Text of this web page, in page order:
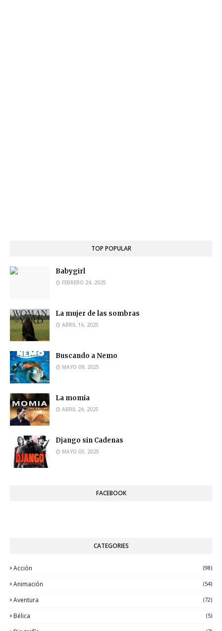
TOP POPULAR
Babygirl
FEBRERO 24, 2025
La mujer de las sombras
ABRIL 16, 2025
Buscando a Nemo
MAYO 09, 2025
La momia
ABRIL 24, 2025
Django sin Cadenas
MAYO 03, 2025
FACEBOOK
CATEGORIES
Acción (98)
Animación (54)
Aventura (72)
Bélica (5)